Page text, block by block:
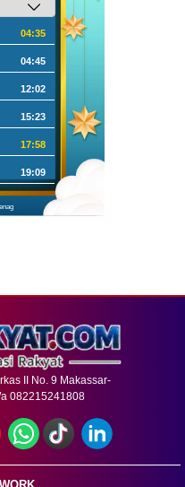
04:35
04:45
12:02
15:23
17:58
19:09
II No. 9 Makassar-
082215241808